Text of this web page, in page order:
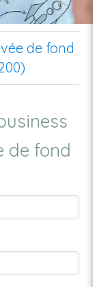
de fond
de fond